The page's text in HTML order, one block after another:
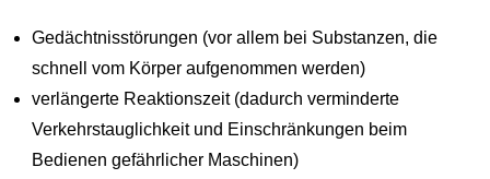
Gedächtnisstörungen (vor allem bei Substanzen, die
schnell vom Körper aufgenommen werden)
verlängerte Reaktionszeit (dadurch verminderte
Verkehrstauglichkeit und Einschränkungen beim
Bedienen gefährlicher Maschinen)